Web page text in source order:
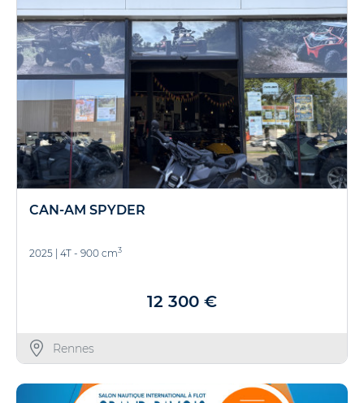
CAN-AM SPYDER
2025 | 4T - 900 cm3
12 300 €
Rennes